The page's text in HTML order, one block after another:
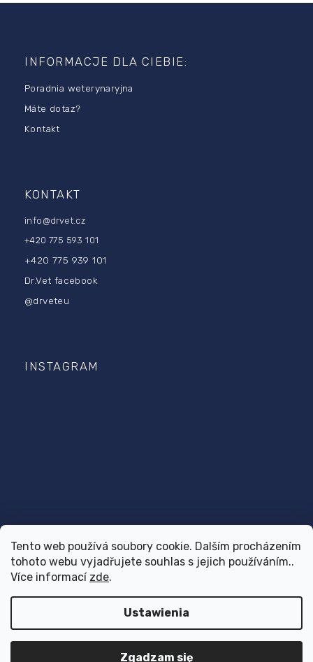
Tento web používá soubory cookie. Dalším procházením
tohoto webu vyjadřujete souhlas s jejich používáním..
Více informací zde.
Ustawienia
Zgadzam się
INFORMACJE DLA CIEBIE:
Poradnia weterynaryjna
Máte dotaz?
Kontakt
KONTAKT
info @drvet.cz
+420 775 593 101
+420 775 939 101
Dr.Vet facebook
@drveteu
INSTAGRAM
Śledź na Instagramie
Copyright 2026Dr.Vet. Wszystkie prawa zastrzeżone.